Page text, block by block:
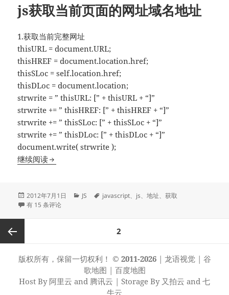
js获取当前页面的网址域名地址
1.获取当前完整网址
thisURL = document.URL;
thisHREF = document.location.href;
thisSLoc = self.location.href;
thisDLoc = document.location;
strwrite = ” thisURL: [” + thisURL + “]”
strwrite += ” thisHREF: [” + thisHREF + “]”
strwrite += ” thisSLoc: [” + thisSLoc + “]”
strwrite += ” thisDLoc: [” + thisDLoc + “]”
document.write( strwrite );
继续阅读js获取当前页面的网址域名地址
发
布
2012年7月1日
分
JS
标
javascript、 js、地址、获取
js获取当前页面的网址域名地址
有 15 条评论
上一页
页2
版权所有，保留一切权利！ © 2011-2026| 龙语视觉| 谷
歌地图 | 百度地图
Host By 阿里云 and 腾讯云 | Storage By 又拍云 and 七
牛云